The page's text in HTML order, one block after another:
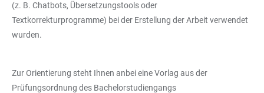
(z. B. Chatbots, Übersetzungstools oder
Textkorrekturprogramme) bei der Erstellung der Arbeit verwendet
wurden.
Zur Orientierung steht Ihnen anbei eine Vorlag aus der
Prüfungsordnung des Bachelorstudiengangs